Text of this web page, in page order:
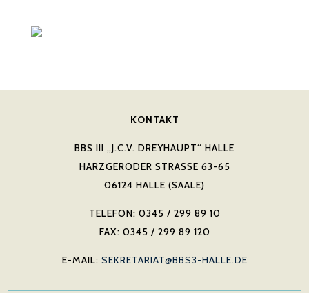
KONTAKT
BBS III „J.C.V. DREYHAUPT“ HALLE
HARZGERODER STRASSE 63-65
06124 HALLE (SAALE)
TELEFON: 0345 / 299 89 10
FAX: 0345 / 299 89 120
E-MAIL: SEKRETARIAT@BBS3-HALLE.DE